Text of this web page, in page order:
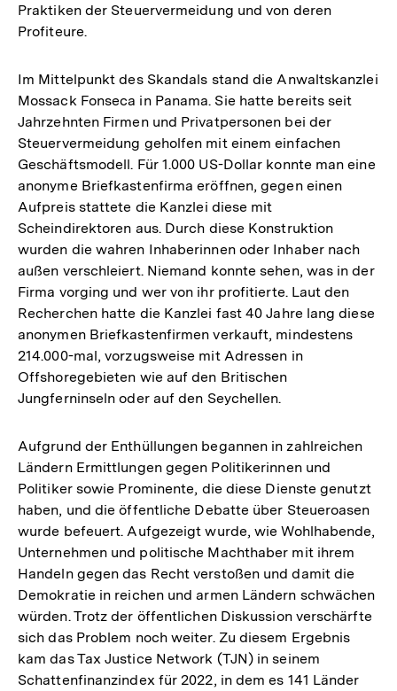
Praktiken der Steuervermeidung und von deren
Profiteure.
Im Mittelpunkt des Skandals stand die Anwaltskanzlei
Mossack Fonseca in Panama. Sie hatte bereits seit
Jahrzehnten Firmen und Privatpersonen bei der
Steuervermeidung geholfen mit einem einfachen
Geschäftsmodell. Für 1.000 US-Dollar konnte man eine
anonyme Briefkastenfirma eröffnen, gegen einen
Aufpreis stattete die Kanzlei diese mit
Scheindirektoren aus. Durch diese Konstruktion
wurden die wahren Inhaberinnen oder Inhaber nach
außen verschleiert. Niemand konnte sehen, was in der
Firma vorging und wer von ihr profitierte. Laut den
Recherchen hatte die Kanzlei fast 40 Jahre lang diese
anonymen Briefkastenfirmen verkauft, mindestens
214.000-mal, vorzugsweise mit Adressen in
Offshoregebieten wie auf den Britischen
Jungferninseln oder auf den Seychellen.
Aufgrund der Enthüllungen begannen in zahlreichen
Ländern Ermittlungen gegen Politikerinnen und
Politiker sowie Prominente, die diese Dienste genutzt
haben, und die öffentliche Debatte über Steueroasen
wurde befeuert. Aufgezeigt wurde, wie Wohlhabende,
Unternehmen und politische Machthaber mit ihrem
Handeln gegen das Recht verstoßen und damit die
Demokratie in reichen und armen Ländern schwächen
würden. Trotz der öffentlichen Diskussion verschärfte
sich das Problem noch weiter. Zu diesem Ergebnis
kam das Tax Justice Network (TJN) in seinem
Schattenfinanzindex für 2022, in dem es 141 Länder